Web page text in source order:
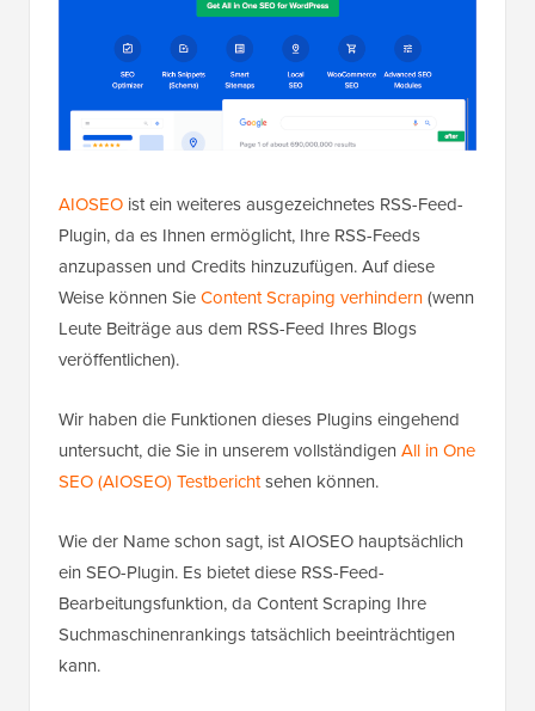
AIOSEO ist ein weiteres ausgezeichnetes RSS-Feed-
Plugin, da es Ihnen ermöglicht, Ihre RSS-Feeds
anzupassen und Credits hinzuzufügen. Auf diese
Weise können SieContent Scraping verhindern(wenn
Leute Beiträge aus dem RSS-Feed Ihres Blogs
veröffentlichen).
Wir haben die Funktionen dieses Plugins eingehend
untersucht, die Sie in unserem vollständigen All in One
SEO (AIOSEO) Testberichtsehen können.
Wie der Name schon sagt, ist AIOSEO hauptsächlich
ein SEO-Plugin. Es bietet diese RSS-Feed-
Bearbeitungsfunktion, da Content Scraping Ihre
Suchmaschinenrankings tatsächlich beeinträchtigen
kann.